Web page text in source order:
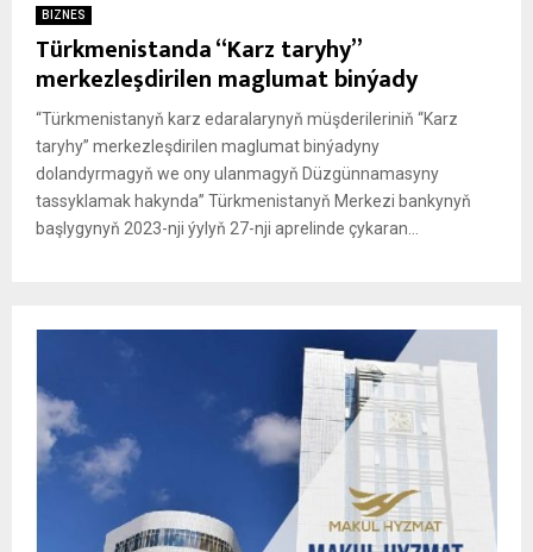
BIZNES
Türkmenistanda “Karz taryhy”
merkezleşdirilen maglumat binýady
“Türkmenistanyň karz edaralarynyň müşderileriniň “Karz
taryhy” merkezleşdirilen maglumat binýadyny
dolandyrmagyň we ony ulanmagyň Düzgünnamasyny
tassyklamak hakynda” Türkmenistanyň Merkezi bankynyň
başlygynyň 2023-nji ýylyň 27-nji aprelinde çykaran...